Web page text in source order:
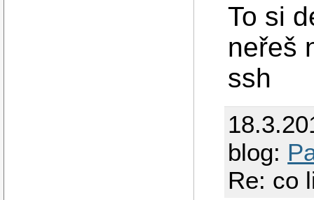
To si
neřeš
ssh
blog:
Re: co